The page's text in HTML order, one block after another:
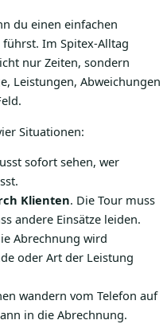
du einen einfachen
Im Spitex-Alltag
nur Zeiten, sondern
Leistungen, Abweichungen
Situationen:
sofort sehen, wer
Klienten. Die Tour muss
andere Einsätze leiden.
Abrechnung wird
oder Art der Leistung
wandern vom Telefon auf
in die Abrechnung.